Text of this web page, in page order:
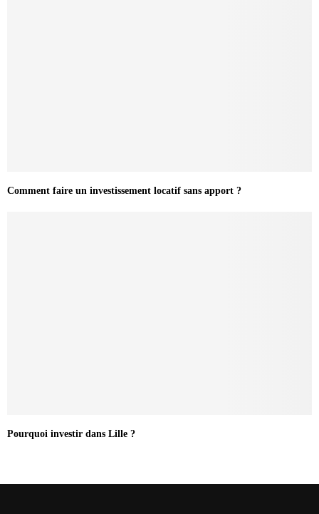
Comment faire un investissement locatif sans apport ?
Pourquoi investir dans Lille ?